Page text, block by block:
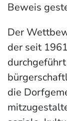
Beweis
Der
der seit
die